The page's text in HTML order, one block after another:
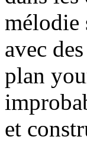
mélodie
avec
plan
et